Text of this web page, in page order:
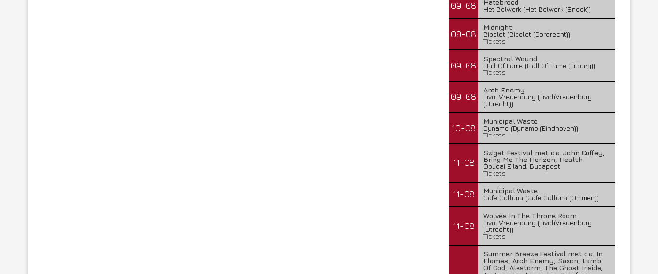
09-08
Hatebreed
Het Bolwerk (Het Bolwerk (Sneek))
09-08
Midnight
Bibelot (Bibelot (Dordrecht))
Tickets
09-08
Spectral Wound
Hall Of Fame (Hall Of Fame (Tilburg))
Tickets
09-08
Arch Enemy
TivoliVredenburg (TivoliVredenburg
(Utrecht))
10-08
Municipal Waste
Dynamo (Dynamo (Eindhoven))
Tickets
11-08
Sziget Festival met o.a. John Coffey,
Bring Me The Horizon, Health
Óbudai Eiland, Budapest
Tickets
11-08
Municipal Waste
Cafe Calluna (Cafe Calluna (Ommen))
11-08
Wolves In The Throne Room
TivoliVredenburg (TivoliVredenburg
(Utrecht))
Tickets
Summer Breeze Festival met o.a. In
Flames, Arch Enemy, Saxon, Lamb
Of God, Alestorm, The Ghost Inside,